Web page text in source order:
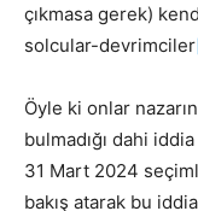
çıkmasa gerek)
solcular-devrimciler
Öyle ki onlar
bulmadığı dahi
31 Mart 2024
bakış atarak bu